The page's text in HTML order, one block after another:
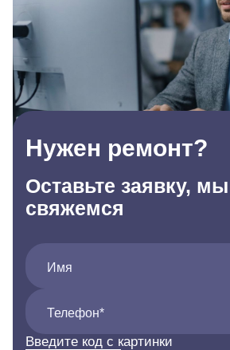
Нужен ремонт?
Оставьте заявку,
свяжемся
Имя
Телефон*
Введите код с картинки